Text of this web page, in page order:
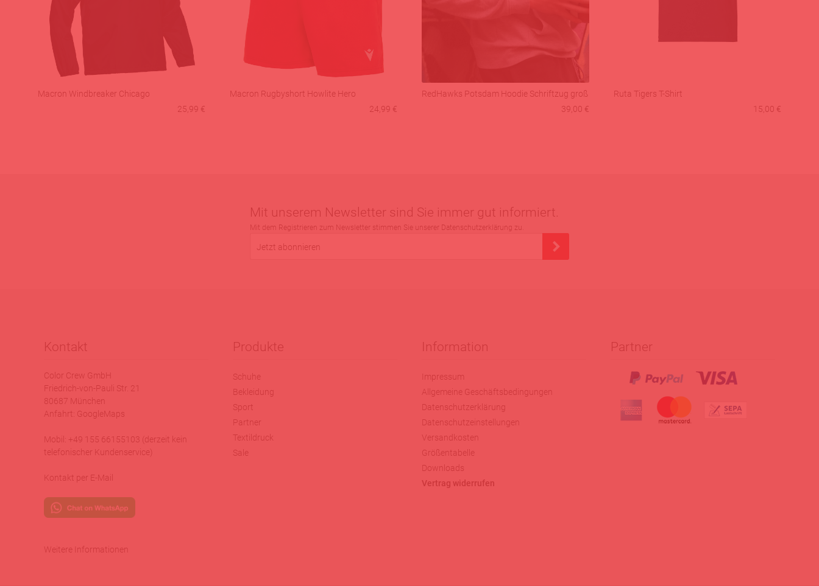
Macron Windbreaker Chicago
25,99 €
Macron Rugbyshort Howlite Hero
24,99 €
RedHawks Potsdam Hoodie Schriftzug groß
39,00 €
Ruta Tigers T-Shirt
15,00 €
Mit unserem Newsletter sind Sie immer gut informiert.
Mit dem Registrieren zum Newsletter stimmen Sie unserer Datenschutzerklärung zu.
Jetzt abonnieren
Kontakt
Color Crew GmbH
Friedrich-von-Pauli Str. 21
80687 München
Anfahrt: GoogleMaps
Mobil: +49 155 66155103 (derzeit kein
telefonischer Kundenservice)
Kontakt per E-Mail
Weitere Informationen
Produkte
Schuhe
Bekleidung
Sport
Partner
Textildruck
Sale
Information
Impressum
Allgemeine Geschäftsbedingungen
Datenschutzerklärung
Datenschutzeinstellungen
Versandkosten
Größentabelle
Downloads
Vertrag widerrufen
Partner